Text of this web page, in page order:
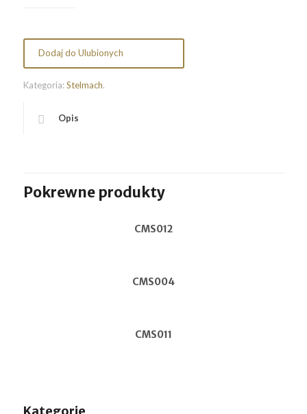
Dodaj do Ulubionych
Kategoria:Stelmach.
Opis
Pokrewne produkty
CMS012
CMS004
CMS011
Kategorie